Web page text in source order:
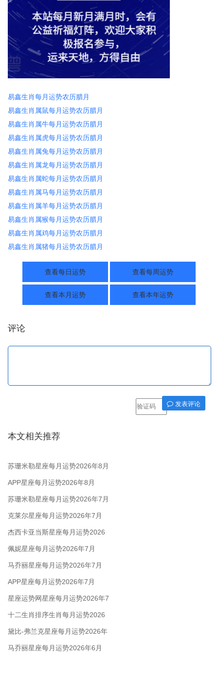
易鑫生肖每月运势农历腊月
易鑫生肖属鼠每月运势农历腊月
易鑫生肖属牛每月运势农历腊月
易鑫生肖属虎每月运势农历腊月
易鑫生肖属兔每月运势农历腊月
易鑫生肖属龙每月运势农历腊月
易鑫生肖属蛇每月运势农历腊月
易鑫生肖属马每月运势农历腊月
易鑫生肖属羊每月运势农历腊月
易鑫生肖属猴每月运势农历腊月
易鑫生肖属鸡每月运势农历腊月
易鑫生肖属猪每月运势农历腊月
查看每日运势 查看每周运势
查看本月运势 查看本年运势
评论
发表评论
本文相关推荐
苏珊米勒星座每月运势2026年8月
APP星座每月运势2026年8月
苏珊米勒星座每月运势2026年7月
克莱尔星座每月运势2026年7月
杰西卡亚当斯星座每月运势2026
年7月
佩妮星座每月运势2026年7月
马乔丽星座每月运势2026年7月
APP星座每月运势2026年7月
星座运势网星座每月运势2026年7
月
十二生肖排序生肖每月运势2026
年7月
黛比-弗兰克星座每月运势2026年
6月
马乔丽星座每月运势2026年6月